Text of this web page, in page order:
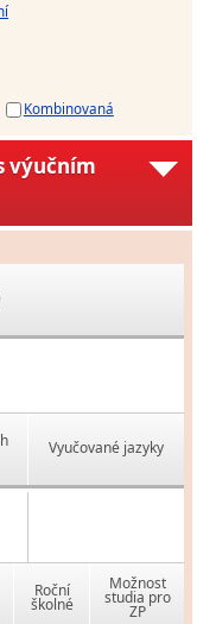
Kombinovaná
výučním
Vyučované jazyky
Roční
školné
Možnost
studia pro
ZP